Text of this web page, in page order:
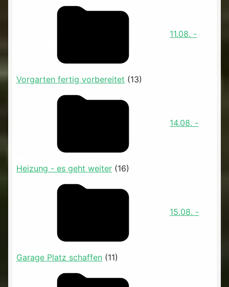
11.08. -
Vorgarten fertig vorbereitet (13)
14.08. -
Heizung - es geht weiter (16)
15.08. -
Garage Platz schaffen (11)